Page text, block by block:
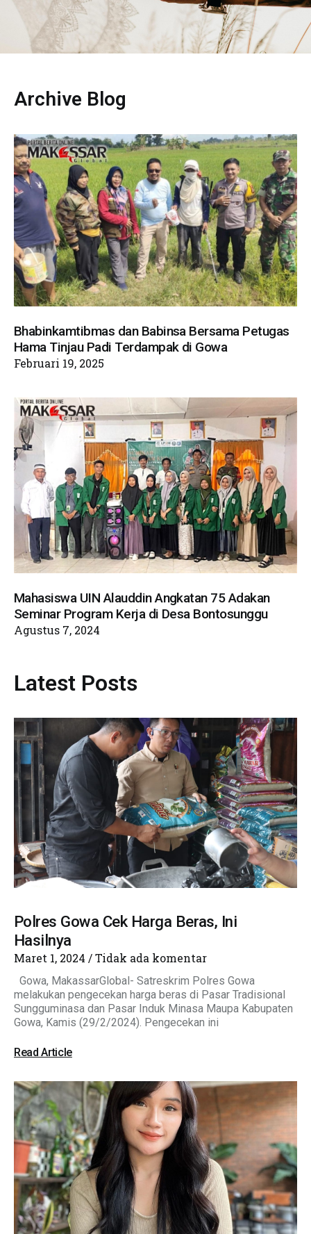
Archive Blog
Bhabinkamtibmas dan Babinsa Bersama Petugas
Hama Tinjau Padi Terdampak di Gowa
Februari 19, 2025
Mahasiswa UIN Alauddin Angkatan 75 Adakan
Seminar Program Kerja di Desa Bontosunggu
Agustus 7, 2024
Latest Posts
Polres Gowa Cek Harga Beras, Ini
Hasilnya
Maret 1, 2024 Tidak ada komentar
Gowa, MakassarGlobal- Satreskrim Polres Gowa
melakukan pengecekan harga beras di Pasar Tradisional
Sungguminasa dan Pasar Induk Minasa Maupa Kabupaten
Gowa, Kamis (29/2/2024). Pengecekan ini
Read Article